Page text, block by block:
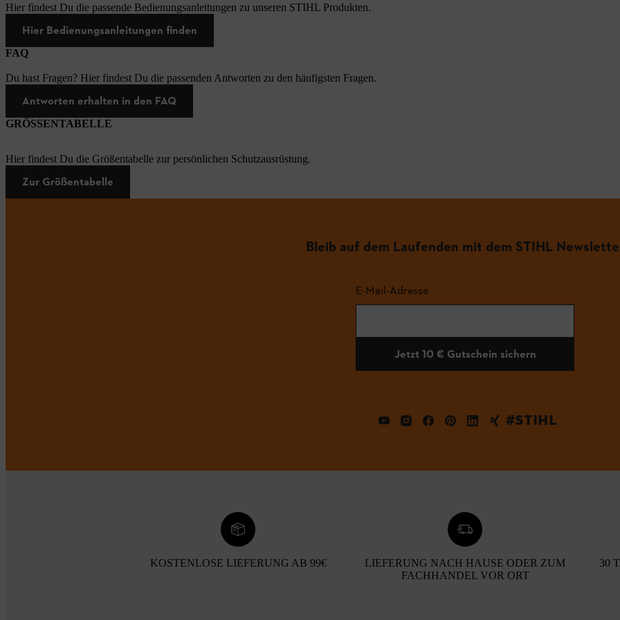
Hier findest Du die passende Bedienungsanleitungen zu unseren STIHL Produkten.
Hier Bedienungsanleitungen finden
FAQ
Du hast Fragen? Hier findest Du die passenden Antworten zu den häufigsten Fragen.
Antworten erhalten in den FAQ
GRÖSSENTABELLE
Hier findest Du die Größentabelle zur persönlichen Schutzausrüstung.
Zur Größentabelle
Bleib auf dem Laufenden mit dem STIHL
E-Mail-Adresse
Jetzt 10 € Gutschein sichern
#STIHL
KOSTENLOSE LIEFERUNG AB 99€
LIEFERUNG NACH HAUSE ODER ZUM
FACHHANDEL VOR ORT
30